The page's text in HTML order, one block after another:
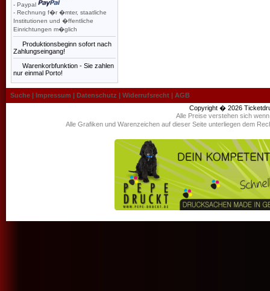
- Paypal
- Rechnung f�r �mter, staatliche
Institutionen und �ffentliche
Einrichtungen m�glich
Produktionsbeginn sofort nach
Zahlungseingang!
Warenkorbfunktion - Sie zahlen
nur einmal Porto!
Suche | Impressum | Datenschutz | Widerrufsrecht | AGB
Copyright � 2026
Alle Preise verstehen sich
Alle Grafiken und Warenzeichen auf dieser Seite unterliegen dem